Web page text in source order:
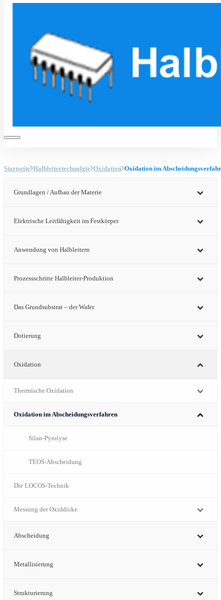
Startseite Halbleitertechnolgie Oxidation Oxidation im
Grundlagen / Aufbau der Materie
Elektrische Leitfähigkeit im Festkörper
Anwendung von Halbleitern
Prozessschritte Halbleiter-Produktion
Das Grundsubstrat – der Wafer
Dotierung
Oxidation
Thermische Oxidation
Oxidation im Abscheidungsverfahren
Silan-Pyrolyse
TEOS-Abscheidung
Die LOCOS-Technik
Messung der Oxiddicke
Abscheidung
Metallisierung
Strukturierung